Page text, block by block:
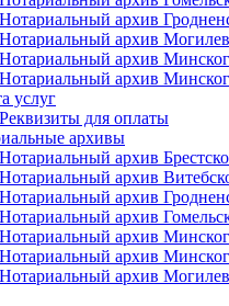
Нотариальный архив
Нотариальный архив
Нотариальный архив
Нотариальный архив
услуг
Реквизиты для оплаты
архивы
Нотариальный архив
Нотариальный архив
Нотариальный архив
Нотариальный архив
Нотариальный архив
Нотариальный архив
Нотариальный архив